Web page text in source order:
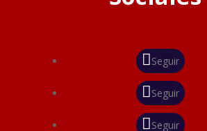
Seguir
Seguir
Seguir